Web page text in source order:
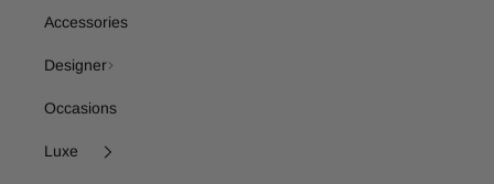
Accessories
Designer
Occasions
Luxe